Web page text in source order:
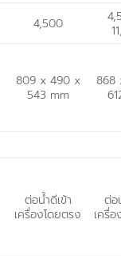
4,500
809 x 490 x
543 mm
868
ต่อน้ำดีเข้า
เครื่องโดยตรง
ต่อ
เครื่